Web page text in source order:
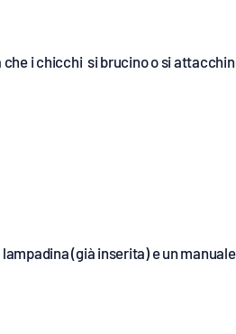
i chicchi si brucino o si
(già inserita) e un manuale